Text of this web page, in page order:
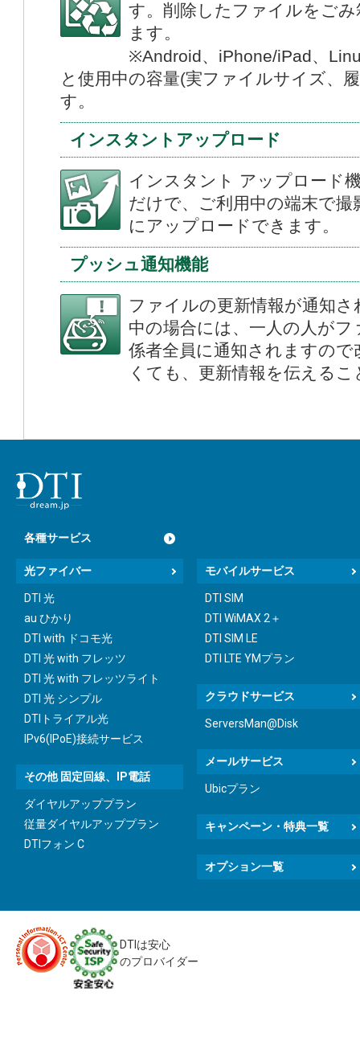
す。削除したファイルをご
ます。
※Android、iPhone/iPad、
と使用中の容量(実ファイルサイズ、
す。
インスタントアップロード
インスタント アップロード
だけで、ご利用中の端末で
にアップロードできます。
プッシュ通知機能
ファイルの更新情報が通知
中の場合には、一人の人が
係者全員に通知されますの
くても、更新情報を伝える
各種サービス
光ファイバー
DTI 光
au ひかり
DTI with ドコモ光
DTI 光 with フレッツ
DTI 光 with フレッツライト
DTI 光 シンプル
DTIトライアル光
IPv6(IPoE)接続サービス
その他 固定回線、IP電話
ダイヤルアッププラン
従量ダイヤルアッププラン
DTIフォン C
モバイルサービス
DTI SIM
DTI WiMAX 2＋
DTI SIM LE
DTI LTE YMプラン
クラウドサービス
ServersMan@Disk
メールサービス
Ubicプラン
キャンペーン・特典一覧
オプション一覧
DTIは安心
のプロバイダー